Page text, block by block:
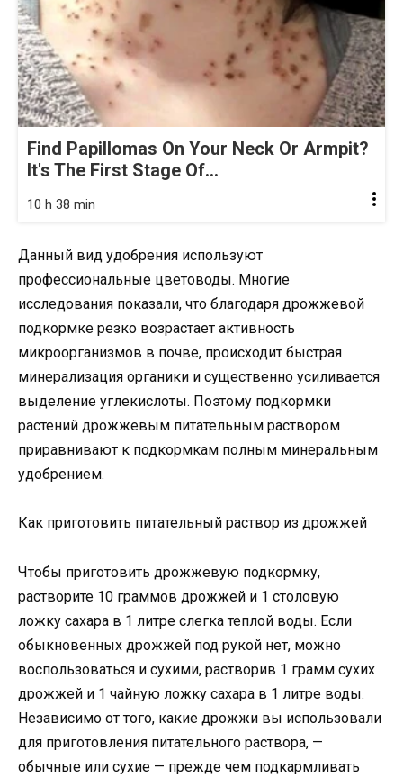
Find Papillomas On Your Neck Or Armpit?
It's The First Stage Of...
10 h 38 min
Данный вид удобрения используют
профессиональные цветоводы. Многие
исследования показали, что благодаря дрожжевой
подкормке резко возрастает активность
микроорганизмов в почве, происходит быстрая
минерализация органики и существенно усиливается
выделение углекислоты. Поэтому подкормки
растений дрожжевым питательным раствором
приравнивают к подкормкам полным минеральным
удобрением.
Как приготовить питательный раствор из дрожжей
Чтобы приготовить дрожжевую подкормку,
растворите 10 граммов дрожжей и 1 столовую
ложку сахара в 1 литре слегка теплой воды. Если
обыкновенных дрожжей под рукой нет, можно
воспользоваться и сухими, растворив 1 грамм сухих
дрожжей и 1 чайную ложку сахара в 1 литре воды.
Независимо от того, какие дрожжи вы использовали
для приготовления питательного раствора, —
обычные или сухие — прежде чем подкармливать